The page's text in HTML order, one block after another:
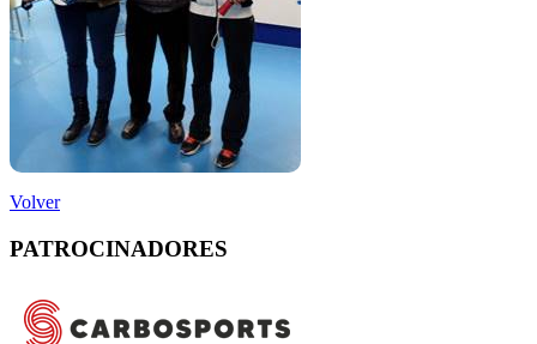
Volver
PATROCINADORES